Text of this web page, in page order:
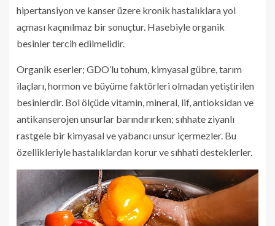
hipertansiyon ve kanser üzere kronik hastalıklara yol
açması kaçınılmaz bir sonuçtur. Hasebiyle organik
besinler tercih edilmelidir.
Organik eserler; GDO’lu tohum, kimyasal gübre, tarım
ilaçları, hormon ve büyüme faktörleri olmadan yetiştirilen
besinlerdir. Bol ölçüde vitamin, mineral, lif, antioksidan ve
antikanserojen unsurlar barındırırken; sıhhate ziyanlı
rastgele bir kimyasal ve yabancı unsur içermezler. Bu
özellikleriyle hastalıklardan korur ve sıhhati desteklerler.